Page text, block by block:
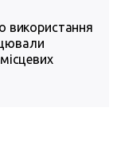
використання